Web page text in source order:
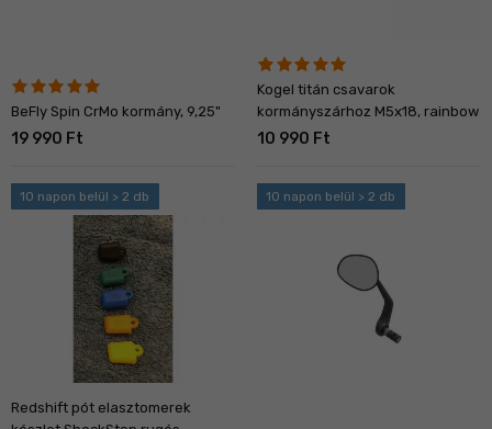
BeFly Spin CrMo kormány, 9,25"
19 990 Ft
Kogel titán csavarok
kormányszárhoz M5x18, rainbow
10 990 Ft
10 napon belül > 2 db
Redshift pót elasztomerek
10 napon belül > 2 db